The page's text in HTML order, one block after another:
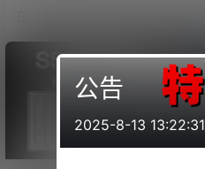
公告
2025-8-13 13:22:31